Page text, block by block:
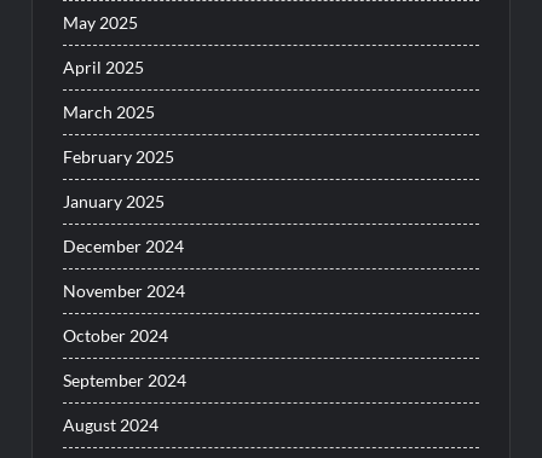
May 2025
April 2025
March 2025
February 2025
January 2025
December 2024
November 2024
October 2024
September 2024
August 2024